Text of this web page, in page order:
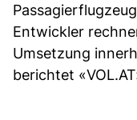
Entwickler
Umsetzung
berichtet